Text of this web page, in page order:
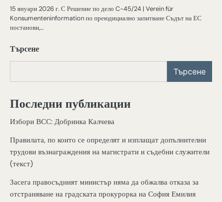
15 януари 2026 г. С Решение по дело C-45/24 | Verein für
Konsumenteninformation по преюдициално запитване Съдът на ЕС
постанови,…
Търсене
Търсене
Последни публикации
Избори ВСС: Добринка Калчева
Правилата, по които се определят и изплащат допълнителни
трудови възнаграждения на магистрати и съдебни служители
(текст)
Засега правосъдният министър няма да обжалва отказа за
отстраняване на градската прокурорка на София Емилия